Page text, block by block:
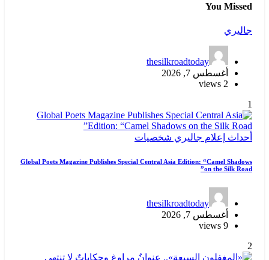
Global Poets Magazine Publishes Special